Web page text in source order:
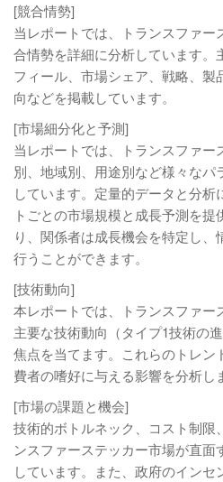
[競合情勢]
当レポートでは、トランスファー
合情勢を詳細に分析しています。
フィール、市場シェア、戦略、製
向などを掲載しています。
[市場細分化と予測]
当レポートでは、トランスファー
別、地域別、用途別など様々な
しています。定量的データと分
トごとの市場規模と成長予測を提
り、関係者は成長機会を特定し
行うことができます。
[技術動向]
本レポートでは、トランスファー
主要な技術動向（タイプ1技術の
焦点を当てます。これらのトレン
費者の嗜好に与える影響を分析し
[市場の課題と機会]
技術的ボトルネック、コスト制限
ンスファーステッカー市場が直
しています。また、政府のイン